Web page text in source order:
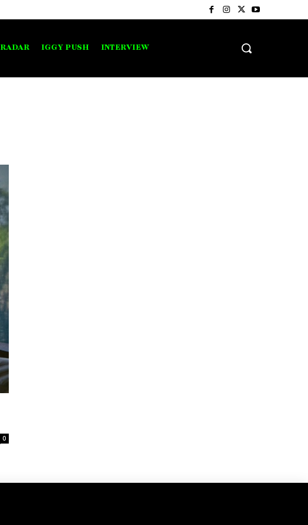
RADAR IGGY PUSH INTERVIEW
0